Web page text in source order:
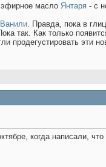
эфирное масло Янтаря - с
Ванили . Правда, пока в
так. Как только
продегустировать
когда написали,